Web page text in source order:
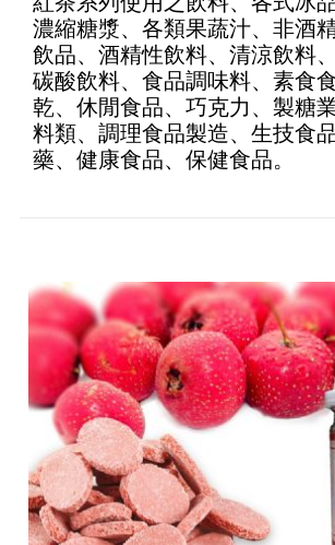
濃縮糖漿、各類果蔬汁、非酒
飲品、酒精性飲料、清涼飲料
碳酸飲料、食品調味料、素食
乾、休閒食品、巧克力、製糖
料類、調理食品製造、生技食
藥、健康食品、保健食品。